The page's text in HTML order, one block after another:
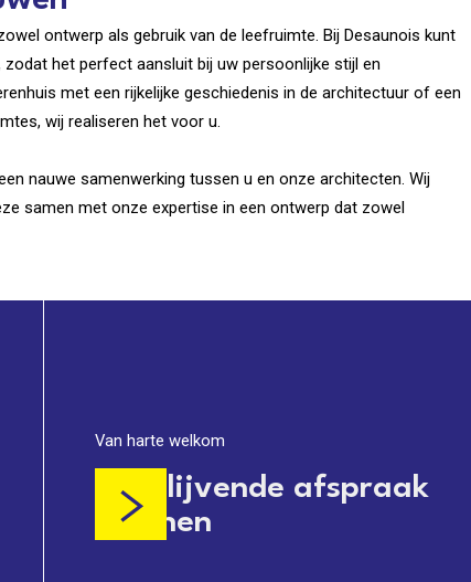
ontwerp als gebruik van de leefruimte. Bij Desaunois kunt
het perfect aansluit bij uw persoonlijke stijl en
met een rijkelijke geschiedenis in de architectuur of een
wij realiseren het voor u.
nauwe samenwerking tussen u en onze architecten. Wij
samen met onze expertise in een ontwerp dat zowel
Van harte welkom
Vrijblijvende afspraak
plannen